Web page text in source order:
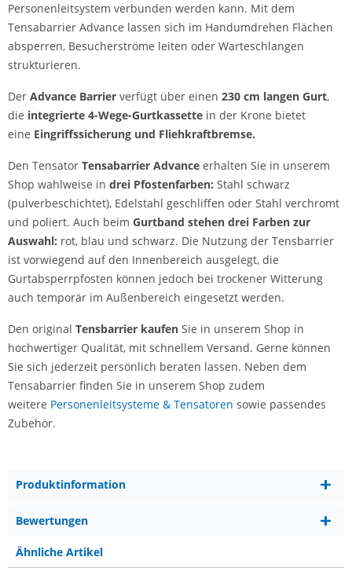
Personenleitsystem verbunden werden kann. Mit dem
Tensabarrier Advance lassen sich im Handumdrehen Flächen
absperren, Besucherströme leiten oder Warteschlangen
strukturieren.
Der Advance Barrier verfügt über einen 230 cm langen Gurt,
die integrierte 4-Wege-Gurtkassette in der Krone bietet
eine Eingriffssicherung und Fliehkraftbremse.
Den Tensator Tensabarrier Advance erhalten Sie in unserem
Shop wahlweise in drei Pfostenfarben: Stahl schwarz
(pulverbeschichtet), Edelstahl geschliffen oder Stahl verchromt
und poliert. Auch beim Gurtband stehen drei Farben zur
Auswahl: rot, blau und schwarz. Die Nutzung der Tensbarrier
ist vorwiegend auf den Innenbereich ausgelegt, die
Gurtabsperrpfosten können jedoch bei trockener Witterung
auch temporär im Außenbereich eingesetzt werden.
Den original Tensbarrier kaufen Sie in unserem Shop in
hochwertiger Qualität, mit schnellem Versand. Gerne können
Sie sich jederzeit persönlich beraten lassen. Neben dem
Tensabarrier finden Sie in unserem Shop zudem
weitere Personenleitsysteme & Tensatoren sowie passendes
Zubehör.
Produktinformation
Bewertungen
Ähnliche Artikel